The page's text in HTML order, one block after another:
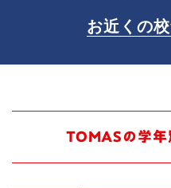
お近くの
TOMASの学